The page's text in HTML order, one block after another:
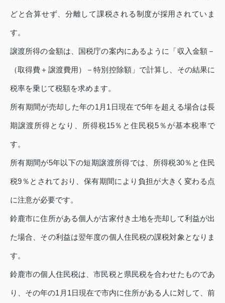
どと合算せず、分離して課税される制度が採用されていま
す。
譲渡所得の金額は、国税庁の案内にあるように「収入金額－
（取得費＋譲渡費用）－特別控除額」で計算し、その結果に
税率を乗じて税額を求めます。
所有期間が売却した年の1月1日現在で5年を超える場合は長
期譲渡所得となり、所得税15％と住民税5％が基本税率で
す。
所有期間が5年以下の短期譲渡所得では、所得税30％と住民
税9％とされており、保有期間により負担が大きく変わる点
に注意が必要です。
鈴鹿市に住所がある個人が古家付き土地を売却して利益が出
た場合、その利益は翌年度の個人住民税の課税対象となりま
す。
鈴鹿市の個人住民税は、市民税と県民税を合わせたものであ
り、その年の1月1日現在で市内に住所がある人に対して、前